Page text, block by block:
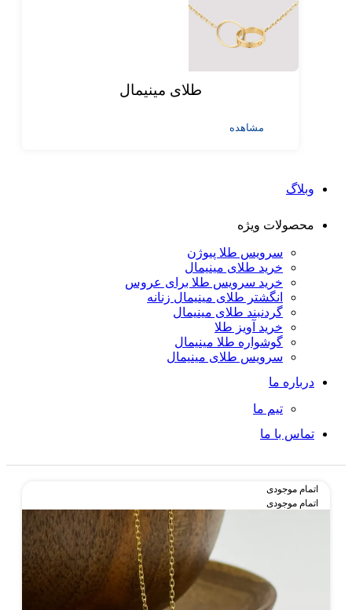
طلای مینیمال
مشاهده
وبلاگ
محصولات ویژه
سرویس طلا پیوژن
خرید طلای مینیمال
خرید سرویس طلا برای عروس
انگشتر طلای مینیمال زنانه
گردنبند طلای مینیمال
خرید آویز طلا
گوشواره طلا مینیمال
سرویس طلای مینیمال
درباره ما
تیم ما
تماس با ما
اتمام موجودی
اتمام موجودی